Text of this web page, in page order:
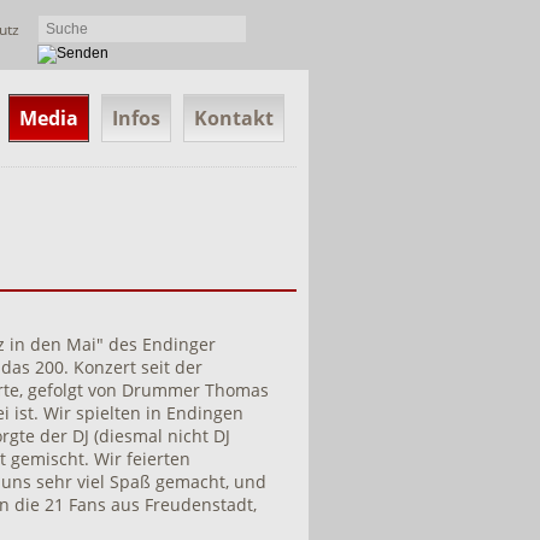
Media Infos Kontakt
in den Mai" des Endinger
200. Konzert seit der
gefolgt von Drummer Thomas
ist. Wir spielten in Endingen
der DJ (diesmal nicht DJ
gemischt. Wir feierten
sehr viel Spaß gemacht, und
21 Fans aus Freudenstadt,